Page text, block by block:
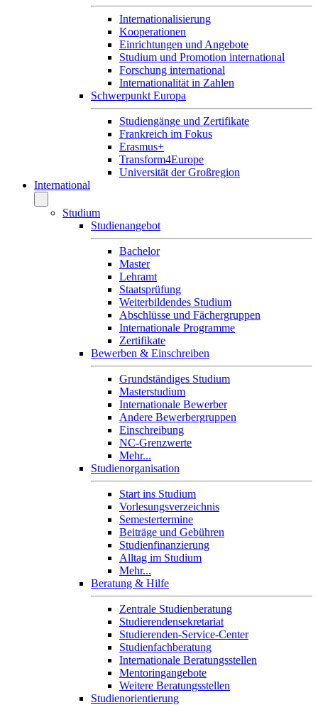
Internationalisierung
Kooperationen
Einrichtungen und Angebote
Studium und Promotion international
Forschung international
Internationalität in Zahlen
Schwerpunkt Europa
Studiengänge und Zertifikate
Frankreich im Fokus
Erasmus+
Transform4Europe
Universität der Großregion
International
Studium
Studienangebot
Bachelor
Master
Lehramt
Staatsprüfung
Weiterbildendes Studium
Abschlüsse und Fächergruppen
Internationale Programme
Zertifikate
Bewerben & Einschreiben
Grundständiges Studium
Masterstudium
Internationale Bewerber
Andere Bewerbergruppen
Einschreibung
NC-Grenzwerte
Mehr...
Studienorganisation
Start ins Studium
Vorlesungsverzeichnis
Semestertermine
Beiträge und Gebühren
Studienfinanzierung
Alltag im Studium
Mehr...
Beratung & Hilfe
Zentrale Studienberatung
Studierendensekretariat
Studierenden-Service-Center
Studienfachberatung
Internationale Beratungsstellen
Mentoringangebote
Weitere Beratungsstellen
Studienorientierung